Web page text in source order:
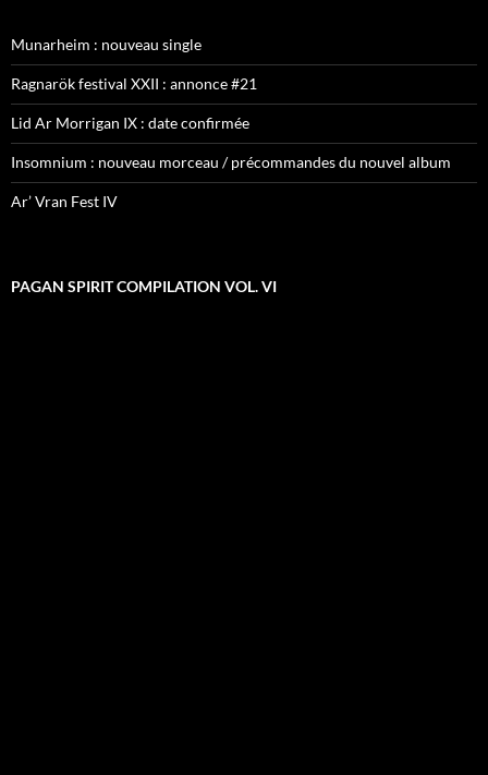
Munarheim : nouveau single
Ragnarök festival XXII : annonce #21
Lid Ar Morrigan IX : date confirmée
Insomnium : nouveau morceau / précommandes du nouvel album
Ar’ Vran Fest IV
PAGAN SPIRIT COMPILATION VOL. VI